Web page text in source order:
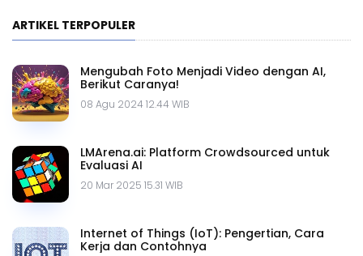
ARTIKEL TERPOPULER
Mengubah Foto Menjadi Video dengan AI,
Berikut Caranya!
08 Agu 2024 12.44 WIB
LMArena.ai: Platform Crowdsourced untuk
Evaluasi AI
20 Mar 2025 15.31 WIB
Internet of Things (IoT): Pengertian, Cara
Kerja dan Contohnya